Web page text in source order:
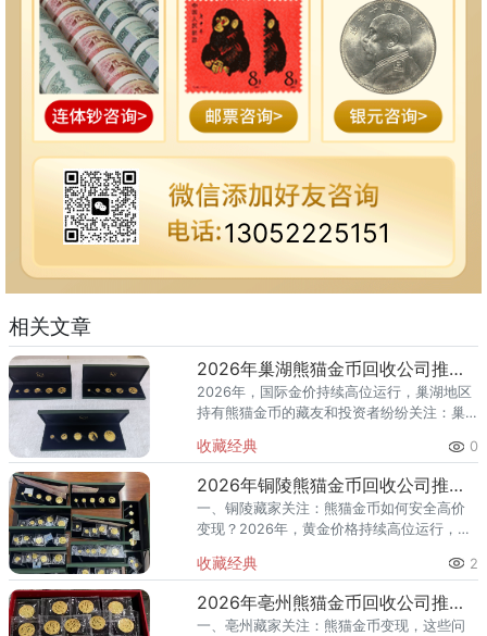
13052225151
相关文章
2026年巢湖熊猫金币回收公司推荐 上门回收渠道全解析
2026年，国际金价持续高位运行，巢湖地区
持有熊猫金币的藏友和投资者纷纷关注：巢
回收熊猫金币？ 本文为您精选2026年巢湖熊
猫金币回收公司推荐
收藏经典 0
2026年铜陵熊猫金币回收公司推荐 铜陵本地哪里回收更靠谱？
一、铜陵藏家关注：熊猫金币如何安全高价
变现？2026年，黄金价格持续高位运行，熊
价值，深受市场青睐。最新回收行情显示，
30克熊猫金币回收价约2
收藏经典 2
2026年亳州熊猫金币回收公司推荐 亳州本地哪里回收更靠谱？
一、亳州藏家关注：熊猫金币变现，这些问